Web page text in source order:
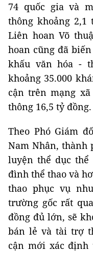
74 quốc gia và
thông khoảng 2,1
Liên hoan Võ
hoan cũng đã
khấu văn hóa -
khoảng 35.000
cận trên mạng
thông 16,5 tỷ đồng.
Theo Phó Giám
Nam Nhân, thành
luyện thể dục thể
đình thể thao và
thao phục vụ
trường gốc rất
đồng đủ lớn, sẽ
bán lẻ và tài trợ
cận mới xác